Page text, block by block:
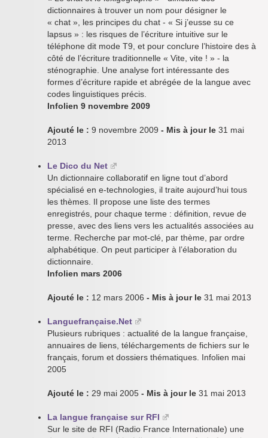
dictionnaires à trouver un nom pour désigner le
« chat », les principes du chat - « Si j’eusse su ce
lapsus » : les risques de l’écriture intuitive sur le
téléphone dit mode T9, et pour conclure l’histoire des à
côté de l’écriture traditionnelle « Vite, vite ! » - la
sténographie. Une analyse fort intéressante des
formes d’écriture rapide et abrégée de la langue avec
codes linguistiques précis.
Infolien 9 novembre 2009
Ajouté le : 9 novembre 2009 - Mis à jour le 31 mai
2013
Le Dico du Net
Un dictionnaire collaboratif en ligne tout d’abord
spécialisé en e-technologies, il traite aujourd’hui tous
les thèmes. Il propose une liste des termes
enregistrés, pour chaque terme : définition, revue de
presse, avec des liens vers les actualités associées au
terme. Recherche par mot-clé, par thème, par ordre
alphabétique. On peut participer à l’élaboration du
dictionnaire.
Infolien mars 2006
Ajouté le : 12 mars 2006 - Mis à jour le 31 mai 2013
Languefrançaise.Net
Plusieurs rubriques : actualité de la langue française,
annuaires de liens, téléchargements de fichiers sur le
français, forum et dossiers thématiques. Infolien mai
2005
Ajouté le : 29 mai 2005 - Mis à jour le 31 mai 2013
La langue française sur RFI
Sur le site de RFI (Radio France Internationale) une